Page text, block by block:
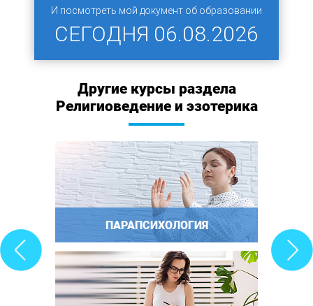
И посмотреть мой документ об образовании
СЕГОДНЯ 06.08.2026
Другие курсы раздела
Религиоведение и эзотерика
ПАРАПСИХОЛОГИЯ